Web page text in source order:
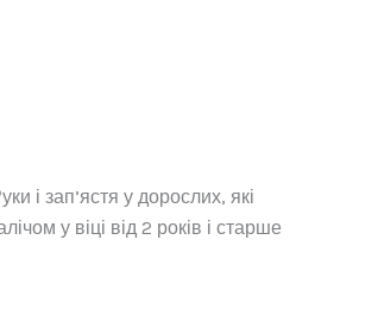
і зап’ястя у дорослих, які
у віці від 2 років і старше